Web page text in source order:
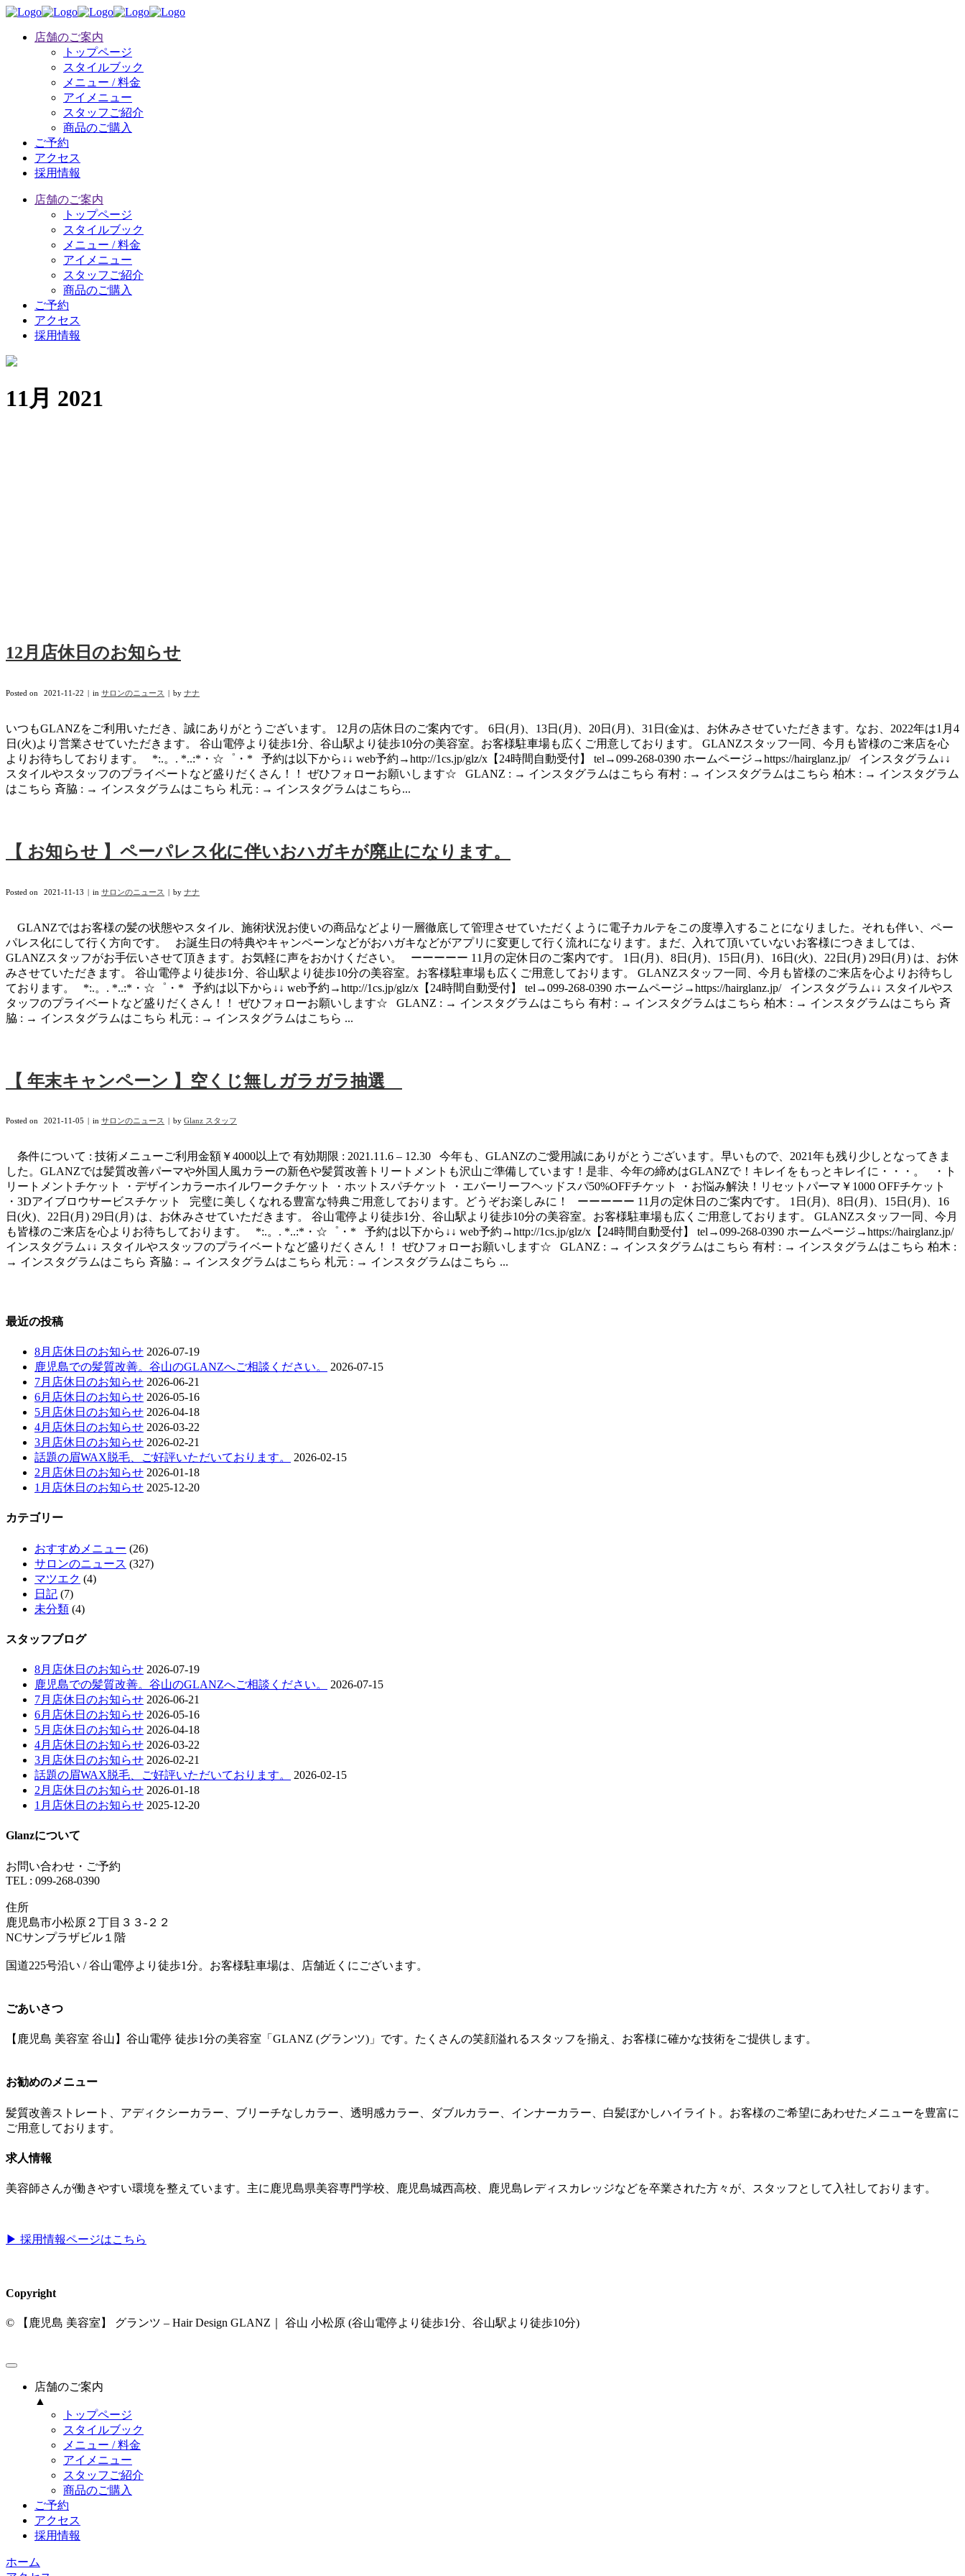
店舗のご案内
トップページ
スタイルブック
メニュー / 料金
アイメニュー
スタッフご紹介
商品のご購入
ご予約
アクセス
採用情報
店舗のご案内
トップページ
スタイルブック
メニュー / 料金
アイメニュー
スタッフご紹介
商品のご購入
ご予約
アクセス
採用情報
11月 2021
12月店休日のお知らせ
Posted on 2021-11-22 in サロンのニュース by ナナ
いつもGLANZをご利用いただき、誠にありがとうございます。 12月の店休日のご案内です。 6日(月)、13日(月)、20日(月)、31日(金)は、お休みさせていただきます。なお、2022年は1月4
日(火)より営業させていただきます。 谷山電停より徒歩1分、谷山駅より徒歩10分の美容室。お客様駐車場も広くご用意しております。 GLANZスタッフ一同、今月も皆様のご来店を心
よりお待ちしております。 *:.。. *..:*・☆゜・* 予約は以下から↓↓ web予約→http://1cs.jp/glz/x【24時間自動受付】 tel→099-268-0390 ホームページ→https://hairglanz.jp/ インスタグラム↓↓
スタイルやスタッフのプライベートなど盛りだくさん！！ ぜひフォローお願いします☆ GLANZ : → インスタグラムはこちら 有村 : → インスタグラムはこちら 柏木 : → インスタグラム
はこちら 斉脇 : → インスタグラムはこちら 札元 : → インスタグラムはこちら...
【 お知らせ 】ペーパレス化に伴いおハガキが廃止になります。
Posted on 2021-11-13 in サロンのニュース by ナナ
GLANZではお客様の髪の状態やスタイル、施術状況お使いの商品などより一層徹底して管理させていただくように電子カルテをこの度導入することになりました。それも伴い、ペー
パレス化にして行く方向です。 お誕生日の特典やキャンペーンなどがおハガキなどがアプリに変更して行く流れになります。まだ、入れて頂いていないお客様につきましては、
GLANZスタッフがお手伝いさせて頂きます。お気軽に声をおかけください。 ーーーーー 11月の定休日のご案内です。 1日(月)、8日(月)、15日(月)、16日(火)、22日(月) 29日(月) は、お休
みさせていただきます。 谷山電停より徒歩1分、谷山駅より徒歩10分の美容室。お客様駐車場も広くご用意しております。 GLANZスタッフ一同、今月も皆様のご来店を心よりお待ちし
ております。 *:.。. *..:*・☆゜・* 予約は以下から↓↓ web予約→http://1cs.jp/glz/x【24時間自動受付】 tel→099-268-0390 ホームページ→https://hairglanz.jp/ インスタグラム↓↓ スタイルやス
タッフのプライベートなど盛りだくさん！！ ぜひフォローお願いします☆ GLANZ : → インスタグラムはこちら 有村 : → インスタグラムはこちら 柏木 : → インスタグラムはこちら 斉
脇 : → インスタグラムはこちら 札元 : → インスタグラムはこちら ...
【 年末キャンペーン 】空くじ無しガラガラ抽選
Posted on 2021-11-05 in サロンのニュース by Glanz スタッフ
条件について : 技術メニューご利用金額￥4000以上で 有効期限 : 2021.11.6 – 12.30 今年も、GLANZのご愛用誠にありがとうございます。早いもので、2021年も残り少しとなってきま
した。GLANZでは髪質改善パーマや外国人風カラーの新色や髪質改善トリートメントも沢山ご準備しています！是非、今年の締めはGLANZで！キレイをもっとキレイに・・・。 ・ト
リートメントチケット ・デザインカラーホイルワークチケット ・ホットスパチケット ・エバーリーフヘッドスパ50%OFFチケット ・お悩み解決！リセットパーマ￥1000 OFFチケット
・3Dアイブロウサービスチケット 完璧に美しくなれる豊富な特典ご用意しております。どうぞお楽しみに！ ーーーーー 11月の定休日のご案内です。 1日(月)、8日(月)、15日(月)、16
日(火)、22日(月) 29日(月) は、お休みさせていただきます。 谷山電停より徒歩1分、谷山駅より徒歩10分の美容室。お客様駐車場も広くご用意しております。 GLANZスタッフ一同、今月
も皆様のご来店を心よりお待ちしております。 *:.。. *..:*・☆゜・* 予約は以下から↓↓ web予約→http://1cs.jp/glz/x【24時間自動受付】 tel→099-268-0390 ホームページ→https://hairglanz.jp/
インスタグラム↓↓ スタイルやスタッフのプライベートなど盛りだくさん！！ ぜひフォローお願いします☆ GLANZ : → インスタグラムはこちら 有村 : → インスタグラムはこちら 柏木 :
→ インスタグラムはこちら 斉脇 : → インスタグラムはこちら 札元 : → インスタグラムはこちら ...
最近の投稿
8月店休日のお知らせ 2026-07-19
鹿児島での髪質改善。谷山のGLANZへご相談ください。
2026-07-15
7月店休日のお知らせ 2026-06-21
6月店休日のお知らせ 2026-05-16
5月店休日のお知らせ 2026-04-18
4月店休日のお知らせ 2026-03-22
3月店休日のお知らせ 2026-02-21
話題の眉WAX脱毛、ご好評いただいております。
2026-02-15
2月店休日のお知らせ 2026-01-18
1月店休日のお知らせ 2025-12-20
カテゴリー
おすすめメニュー (26)
サロンのニュース (327)
マツエク (4)
日記 (7)
未分類 (4)
スタッフブログ
8月店休日のお知らせ 2026-07-19
鹿児島での髪質改善。谷山のGLANZへご相談ください。
2026-07-15
7月店休日のお知らせ 2026-06-21
6月店休日のお知らせ 2026-05-16
5月店休日のお知らせ 2026-04-18
4月店休日のお知らせ 2026-03-22
3月店休日のお知らせ 2026-02-21
話題の眉WAX脱毛、ご好評いただいております。
2026-02-15
2月店休日のお知らせ 2026-01-18
1月店休日のお知らせ 2025-12-20
Glanzについて
お問い合わせ・ご予約
TEL : 099-268-0390
住所
鹿児島市小松原２丁目３３-２２
NCサンプラザビル１階
国道225号沿い / 谷山電停より徒歩1分。お客様駐車場は、店舗近くにございます。
ごあいさつ
【鹿児島 美容室 谷山】谷山電停 徒歩1分の美容室「GLANZ (グランツ)」です。たくさんの笑顔溢れるスタッフを揃え、お客様に確かな技術をご提供します。
お勧めのメニュー
髪質改善ストレート、アディクシーカラー、ブリーチなしカラー、透明感カラー、ダブルカラー、インナーカラー、白髪ぼかしハイライト。お客様のご希望にあわせたメニューを豊富に
ご用意しております。
求人情報
美容師さんが働きやすい環境を整えています。主に鹿児島県美容専門学校、鹿児島城西高校、鹿児島レディスカレッジなどを卒業された方々が、スタッフとして入社しております。
▶︎ 採用情報ページはこちら
Copyright
© 【鹿児島 美容室】 グランツ – Hair Design GLANZ｜ 谷山 小松原 (谷山電停より徒歩1分、谷山駅より徒歩10分)
店舗のご案内
▲
トップページ
スタイルブック
メニュー / 料金
アイメニュー
スタッフご紹介
商品のご購入
ご予約
アクセス
採用情報
ホーム